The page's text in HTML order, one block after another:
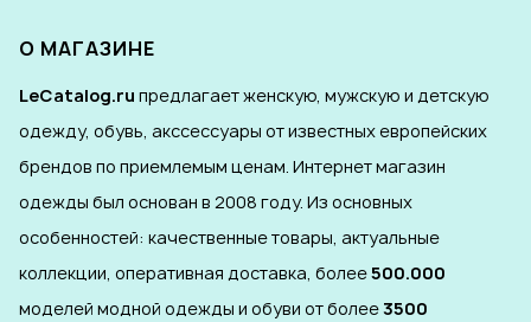
О МАГАЗИНЕ
LeCatalog.ru предлагает женскую, мужскую и детскую
одежду, обувь, акссессуары от известных европейских
брендов по приемлемым ценам. Интернет магазин
одежды был основан в 2008 году. Из основных
особенностей: качественные товары, актуальные
коллекции, оперативная доставка, более500.000
моделей модной одежды и обуви от более3500